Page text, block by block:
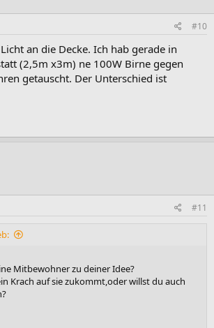
#10
an die Decke. Ich hab gerade in
(2,5m x3m) ne 100W Birne gegen
getauscht. Der Unterschied ist
#11
Mitbewohner zu deiner Idee?
Krach auf sie zukommt,oder willst du auch